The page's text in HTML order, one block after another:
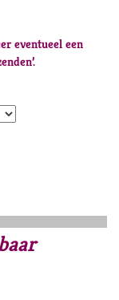
eventueel een